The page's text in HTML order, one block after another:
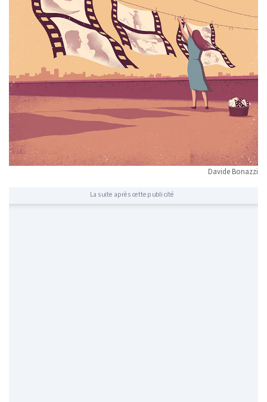
Davide Bonazzi
La suite après cette publicité